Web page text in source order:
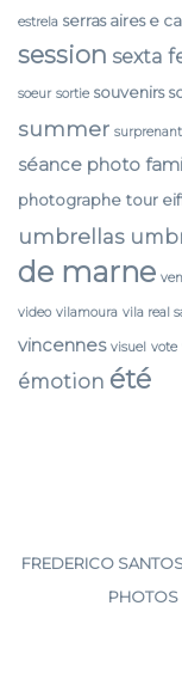
estrela serras aires e
session sexta
soeur sortie souvenirs
summer surprenant
séance photo
photographe tour
umbrellas
de marne
video vilamoura vila real
vincennes visuel vote
émotion été
FREDERICO
PHOTOS